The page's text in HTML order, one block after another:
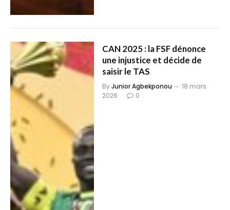
CAN 2025 : la FSF dénonce
une injustice et décide de
saisir le TAS
ByJunior Agbekponou
18 mars
2026
0